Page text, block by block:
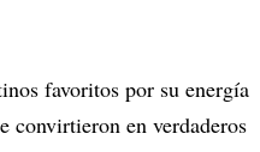
favoritos por su energía
convirtieron en verdaderos